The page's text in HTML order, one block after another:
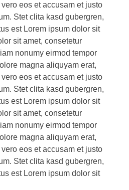
eos et accusam et justo
Stet clita kasd gubergren,
est Lorem ipsum dolor sit
sit amet, consetetur
nonumy eirmod tempor
magna aliquyam erat,
eos et accusam et justo
Stet clita kasd gubergren,
est Lorem ipsum dolor sit
sit amet, consetetur
nonumy eirmod tempor
magna aliquyam erat,
eos et accusam et justo
Stet clita kasd gubergren,
est Lorem ipsum dolor sit